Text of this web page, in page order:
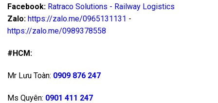
Facebook: Ratraco Solutions - Railway Logistics
Zalo: https://zalo.me/0965131131 -
https://zalo.me/0989378558
#HCM:
Mr Lưu Toàn: 0909 876 247
Ms Quyên: 0901 411 247